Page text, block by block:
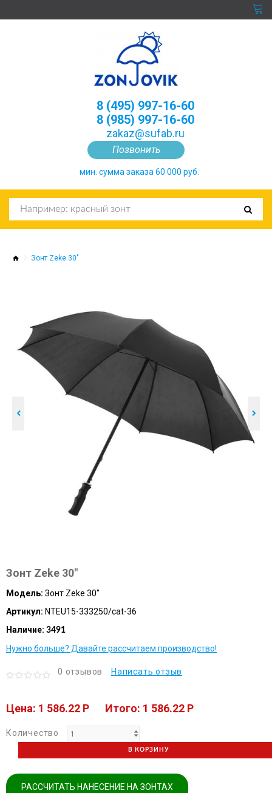
Позвонить
8 (495) 997-16-60
8 (985) 997-16-60
zakaz@sufab.ru
мин. сумма заказа 60 000 руб.
Зонт Zeke 30"
Зонт Zeke 30"
Модель: Зонт Zeke 30"
Артикул: NTEU15-333250/cat-36
Наличие: 3491
Нужно больше? Давайте рассчитаем производство!
0 отзывов Написать отзыв
Цена: 1 586.22 P Итого: 1 586.22 P
Количество
В КОРЗИНУ
РАССЧИТАТЬ НАНЕСЕНИЕ НА ЗОНТАХ